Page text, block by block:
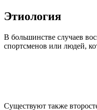
Этиология
В большинстве случаев
спортсменов или людей,
Существуют также